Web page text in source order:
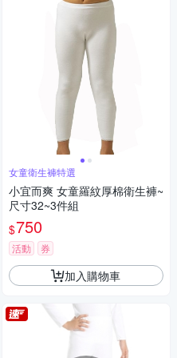
女童衛生褲特選
小宜而爽 女童羅紋厚棉衛生褲~
尺寸32~3件組
$750
活動 券
加入購物車